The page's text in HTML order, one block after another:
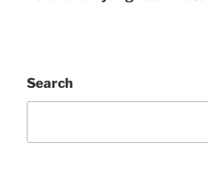
Search